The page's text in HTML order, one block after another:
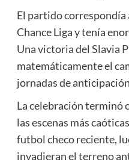
El partido correspondía
Chance Liga y tenía
Una victoria del Slavia
matemáticamente el
jornadas de
La celebración terminó
las escenas más
futbol checo reciente,
invadieran el terreno